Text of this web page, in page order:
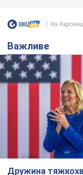
перший симптом,
"агресивний" рак
Спершу лікарі не
15,2 т.
Відпустка Лесі
обернулася
несправедливо
Знаменитість вийшла